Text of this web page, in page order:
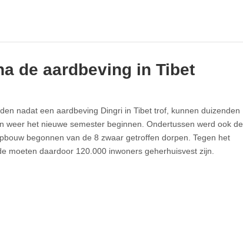
de aardbeving in Tibet
nadat een aardbeving Dingri in Tibet trof, kunnen duizenden
weer het nieuwe semester beginnen. Ondertussen werd ook de
begonnen van de 8 zwaar getroffen dorpen. Tegen het
moeten daardoor 120.000 inwoners geherhuisvest zijn.